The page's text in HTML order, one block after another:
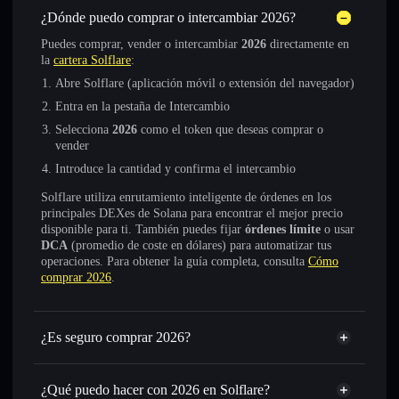
¿Dónde puedo comprar o intercambiar 2026?
Puedes comprar, vender o intercambiar 2026 directamente en
la cartera Solflare:
Abre Solflare (aplicación móvil o extensión del navegador)
Entra en la pestaña de Intercambio
Selecciona 2026 como el token que deseas comprar o
vender
Introduce la cantidad y confirma el intercambio
Solflare utiliza enrutamiento inteligente de órdenes en los
principales DEXes de Solana para encontrar el mejor precio
disponible para ti. También puedes fijar órdenes límite o usar
DCA (promedio de coste en dólares) para automatizar tus
operaciones. Para obtener la guía completa, consulta Cómo
comprar 2026.
¿Es seguro comprar 2026?
2026 token verificado
¿Qué puedo hacer con 2026 en Solflare?